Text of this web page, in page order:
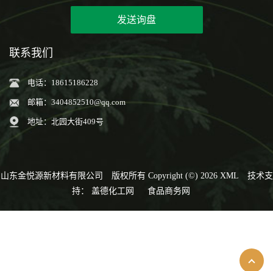
发送询盘
联系我们
电话：18615186228
邮箱： 3404852510@qq.com
地址：北园大街409号
山东金悦源新材料有限公司 版权所有 Copyright (©) 2026 XML
技术支
持： 盖德化工网 食品商务网